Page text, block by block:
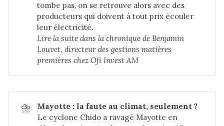
tombe pas, on se retrouve alors avec des
producteurs qui doivent à tout prix écouler
leur électricité.
Lire la suite dans la chronique de Benjamin
Louvet, directeur des gestions matières
premières chez Ofi Invest AM
⛈️
Mayotte : la faute au climat, seulement ?
Le cyclone Chido a ravagé Mayotte en